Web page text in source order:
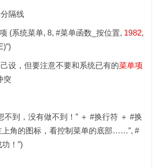
隔线
(系统菜单, 8, #菜单函数 _按位置, 1982,
”)
设，但要注意不要和系统已有的菜单项
突
到，没有做不到！” ＋#换行符 ＋#换
上角的图标，看控制菜单的底部……”, #
功！”)